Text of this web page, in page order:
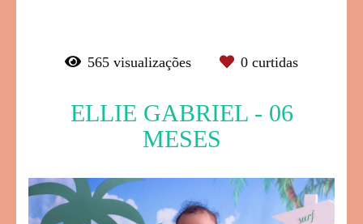
565 visualizações 0 curtidas
ELLIE GABRIEL - 06
MESES